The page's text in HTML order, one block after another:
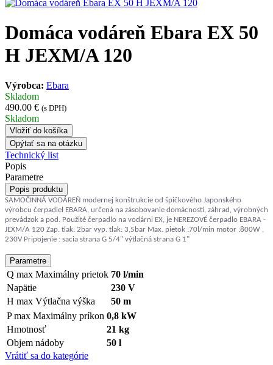
Domáca vodáreň Ebara EX 50
H JEXM/A 120
Výrobca: Ebara
Skladom
490.00 € (s DPH)
Skladom
Vložiť do košíka
Opýtať sa na otázku
Technický list
Popis
Parametre
Popis produktu
SAMOČINNÁ VODÁREŇ modernej konštrukcie od špičkového Japonského
výrobcu čerpadiel EBARA, určená na zásobovanie domácností, záhrad, výrobných
prevádzok a pod. Použité čerpadlo na vodárni EX, je NEREZOVÉ čerpadlo EBARA -
JEXM/A 120 Zap. tlak: 2bar vyp. tlak: 3,5bar Max. pietok :70l/min motor :800W ,
230V Pripojenie : sacia strana G 5/4" výtlačná strana G 1"
Parametre
Q max Maximálny prietok 70 l/min
Napätie
230 V
H max Výtlačna výška
50 m
P max Maximálny príkon 0,8 kW
Hmotnosť
21 kg
Objem nádoby
50 l
Vrátiť sa do kategórie